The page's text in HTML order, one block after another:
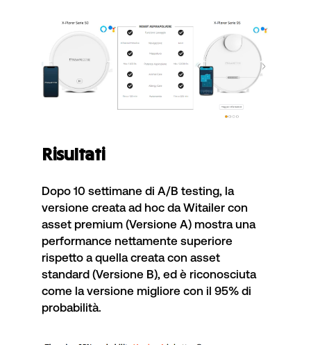
Risultati
Dopo 10 settimane di A/B testing, la
versione creata ad hoc da Witailer con
asset premium (Versione A) mostra una
performance nettamente superiore
rispetto a quella creata con asset
standard (Versione B), ed è riconosciuta
come la versione migliore con il 95% di
probabilità.